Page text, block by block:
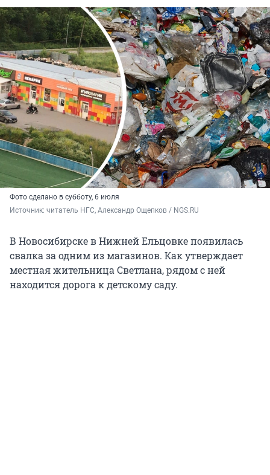
Фото сделано в субботу, 6 июля
Источник: читатель НГС, Александр Ощепков / NGS.RU
В Новосибирске в Нижней Ельцовке появилась
свалка за одним из магазинов. Как утверждает
местная жительница Светлана, рядом с ней
находится дорога к детскому саду.